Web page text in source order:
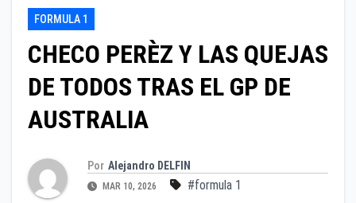
FORMULA 1
CHECO PERÈZ Y LAS QUEJAS
DE TODOS TRAS EL GP DE
AUSTRALIA
Por Alejandro DELFIN
MAR 10, 2026 #formula 1